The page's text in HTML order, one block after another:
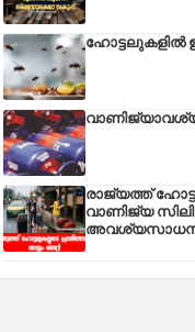
ഹോട്ടലുകളിൽ
രാജ്യത്ത്
വാണിജ്യ